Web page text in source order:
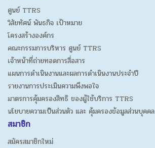
ศูนย์ TTRS
วิสัยทัศน์ พันธกิจ เป้าหมาย
โครงสร้างองค์กร
คณะกรรมการบริหาร ศูนย์ TTRS
เจ้าหน้าที่ถ่ายทอดการสื่อสาร
แผนการดำเนินงานและผลการดำเนินงานประจำปี
รายงานการประเมินความพึงพอใจ
มาตรการคุ้มครองสิทธิ ของผู้ใช้บริการ TTRS
นโยบายความเป็นส่วนตัว และ คุ้มครองข้อมูลส่วนบุคคล
สมาชิก
สมัครสมาชิกใหม่